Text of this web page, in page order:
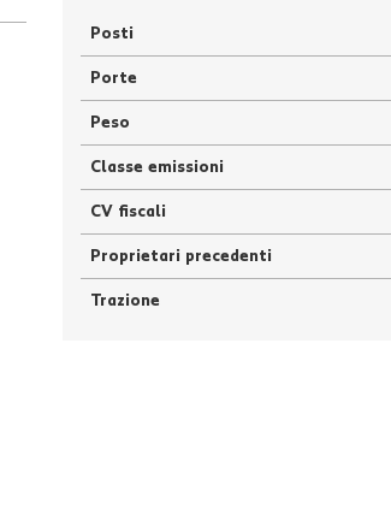
Posti
Porte
Peso
Classe emissioni
CV fiscali
Proprietari precedenti
Trazione